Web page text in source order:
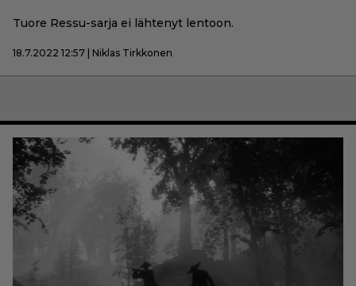
Tuore Ressu-sarja ei lähtenyt lentoon.
18.7.2022 12:57 | Niklas Tirkkonen